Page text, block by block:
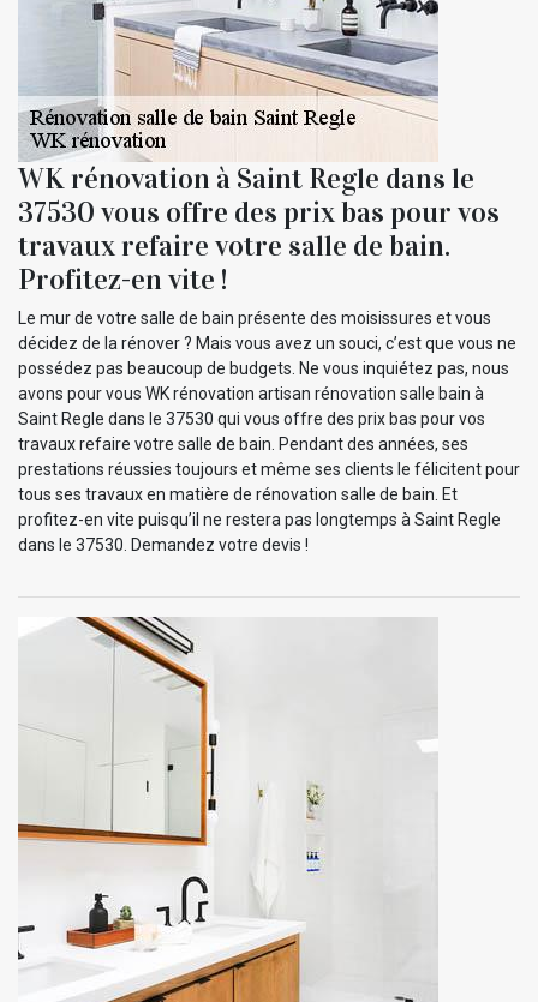
WK rénovation à Saint Regle dans le
37530 vous offre des prix bas pour vos
travaux refaire votre salle de bain.
Profitez-en vite !
Le mur de votre salle de bain présente des moisissures et vous
décidez de la rénover ? Mais vous avez un souci, c’est que vous ne
possédez pas beaucoup de budgets. Ne vous inquiétez pas, nous
avons pour vous WK rénovation artisan rénovation salle bain à
Saint Regle dans le 37530 qui vous offre des prix bas pour vos
travaux refaire votre salle de bain. Pendant des années, ses
prestations réussies toujours et même ses clients le félicitent pour
tous ses travaux en matière de rénovation salle de bain. Et
profitez-en vite puisqu’il ne restera pas longtemps à Saint Regle
dans le 37530. Demandez votre devis !